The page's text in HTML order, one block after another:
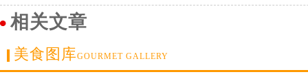
相关文章
美食图库GOURMET GALLERY